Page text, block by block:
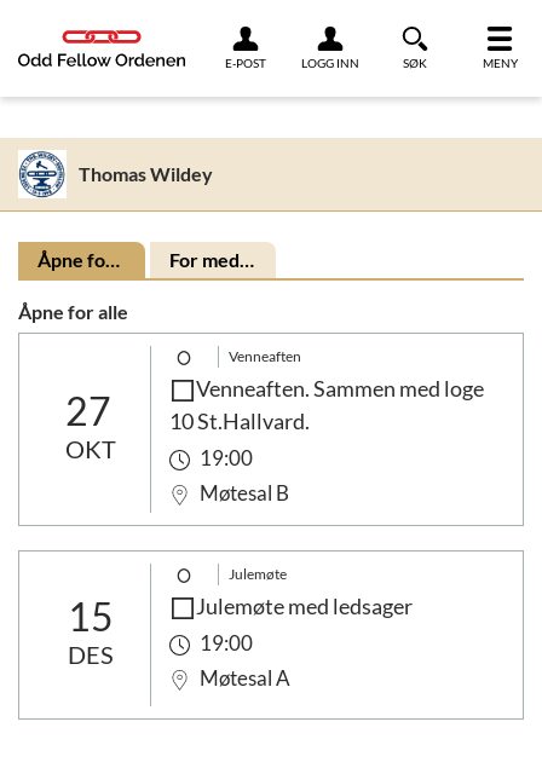
E-POST LOGG INN SØK MENY
Thomas Wildey
Åpne for alle
27
OKT
Venneaften
Venneaften. Sammen med loge
10 St.Hallvard.
19:00
Møtesal B
15
DES
Julemøte
Julemøte med ledsager
19:00
Møtesal A